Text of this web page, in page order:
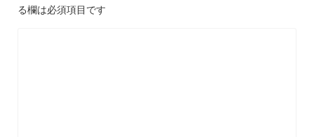
る欄は必須項目です